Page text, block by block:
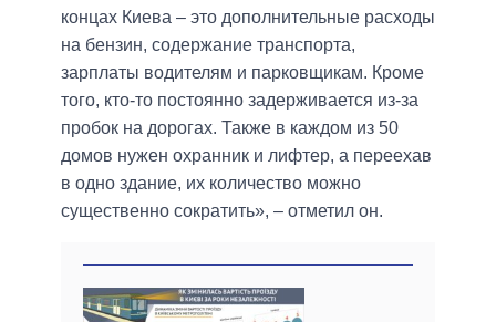
концах Киева – это дополнительные расходы
на бензин, содержание транспорта,
зарплаты водителям и парковщикам. Кроме
того, кто-то постоянно задерживается из-за
пробок на дорогах. Также в каждом из 50
домов нужен охранник и лифтер, а переехав
в одно здание, их количество можно
существенно сократить», – отметил он.